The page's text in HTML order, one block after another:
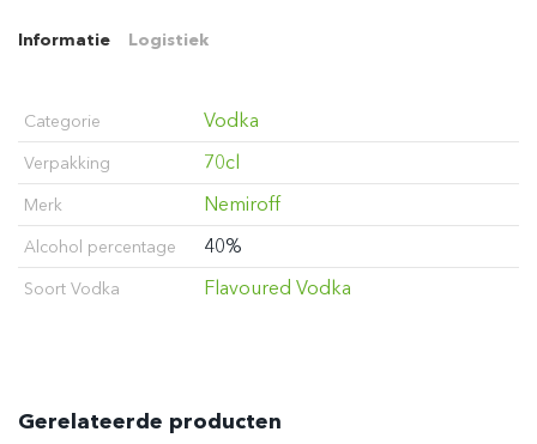
Informatie Logistiek
Categorie Vodka
Verpakking 70cl
Merk Nemiroff
Alcohol percentage 40%
Soort Vodka Flavoured Vodka
Gerelateerde producten